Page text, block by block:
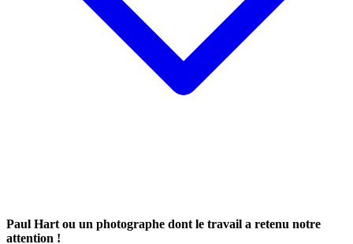
Paul Hart ou un photographe dont le travail a retenu notre
attention !